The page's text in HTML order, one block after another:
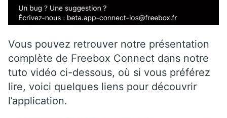
Vous pouvez retrouver notre présentation
complète de Freebox Connect dans notre
tuto vidéo ci-dessous, où si vous préférez
lire, voici quelques liens pour découvrir
l’application.